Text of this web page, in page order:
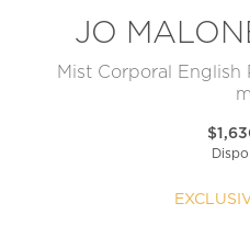
JO
Mist Corporal English
ml